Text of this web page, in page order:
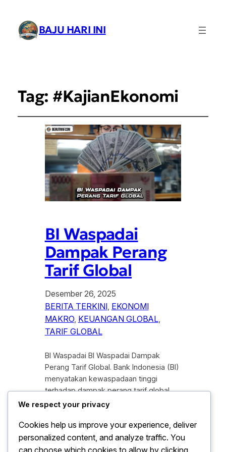
BAJU HARI INI
Tag: #KajianEkonomi
BI Waspadai
Dampak Perang
Tarif Global
Desember 26, 2025
BERITA TERKINI, EKONOMI
MAKRO, KEUANGAN GLOBAL
TARIF GLOBAL
BI Waspadai BI Waspadai Dampak
Perang Tarif Global. Bank Indonesia (BI)
menyatakan kewaspadaan tinggi
terhadap dampak perang tarif global
yang berpotensi menekan stabilitas
perekonomian nasional. Ketegangan
perdagangan antarnegara besar
kembali meningkat seiring kebijakan
We respect your privacy
Cookies help us improve your experience, deliver
personalized content, and analyze traffic. You
can choose which cookies to allow by clicking